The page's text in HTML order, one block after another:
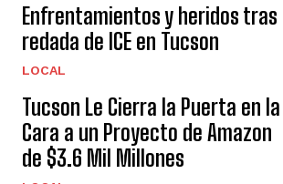
Enfrentamientos y heridos tras
redada de ICE en Tucson
LOCAL
Tucson Le Cierra la Puerta en la
Cara a un Proyecto de Amazon
de $3.6 Mil Millones